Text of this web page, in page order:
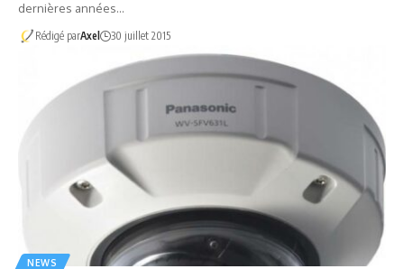
dernières années…
Rédigé parAxel 30 juillet 2015
NEWS